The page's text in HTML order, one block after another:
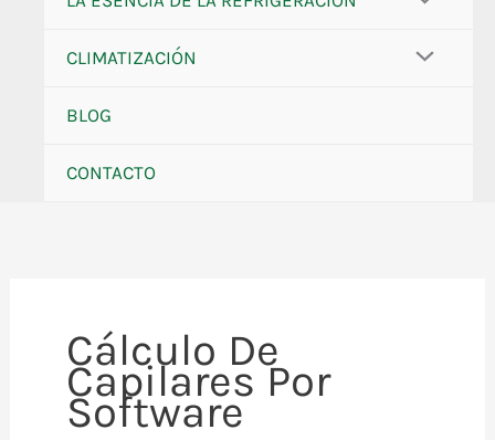
CLIMATIZACIÓN
BLOG
CONTACTO
Cálculo De
Capilares Por
Software